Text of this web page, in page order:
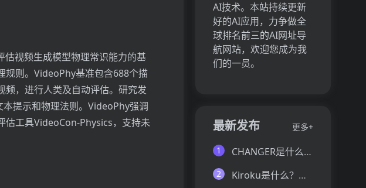
视频生成模型物理常识能力的基
规则。VideoPhy基准包含688个描
，进行人类及自动评估。研究发
提示和物理法则。VideoPhy强调
估工具VideoCon-Physics，支持未
AI技术。本站持续更新
好的AI应用，力争做全
球排名前三的AI网址导
航网站，欢迎您成为我
们的一员。
最新发布 更多+
1 CHANGER是什么？一文让你看懂CHANGER的技术原理、主要功能、应用场景
2 Kiroku是什么？一文让你看懂Kiroku的技术原理、主要功能、应用场景